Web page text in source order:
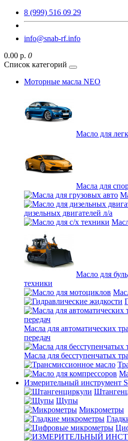
8 (999) 516 09 29
info@snab-rf.info
0.00 р. 0
Список категорий
Моторные масла NEO
Масло для
Масла для
дизельных двигателей л/а
Масло для
техники
Масла для автоматических
передач
Масла для бесступенчатых
Измерительный инструмент
Щупы
Микрометры